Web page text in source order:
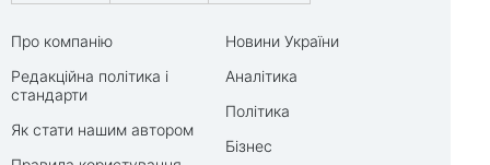
Про компанію
Редакційна політика і
стандарти
Як стати нашим автором
Новини України
Аналітика
Політика
Бізнес